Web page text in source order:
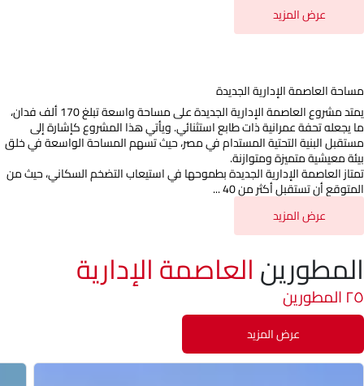
عرض المزيد
مساحة العاصمة الإدارية الجديدة
يمتد مشروع العاصمة الإدارية الجديدة على مساحة واسعة تبلغ 170 ألف فدان،
ما يجعله تحفة عمرانية ذات طابع استثنائي. ويأتي هذا المشروع كإشارة إلى
مستقبل البنية التحتية المستدام في مصر، حيث تسهم المساحة الواسعة في خلق
بيئة معيشية متميزة ومتوازنة.
تمتاز العاصمة الإدارية الجديدة بطموحها في استيعاب التضخم السكاني، حيث من
المتوقع أن تستقبل أكثر من 40 ...
عرض المزيد
المطورينالعاصمة الإدارية
٢٥ المطورين
عرض المزيد